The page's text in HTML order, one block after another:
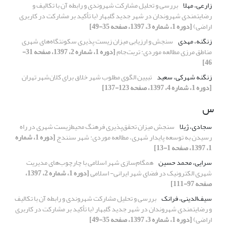
زارعی، مهلا بررسی و تحلیل مشارکت شهروندی و رابطه آن با تکالیف و
رضایتمندی شهروندان در شهر جدید گلبهار (با تأکید بر مشارکت در کاربری
اراضی)[دوره 1، شماره 3، 1397، صفحه 35-49]
زنگنه، مهدی سنجش و ارزیابی میزان زیست پذیری سکونتگاه‌های شهری
مناطق مرزی مطالعه موردی: تربت‌جام [دوره 1، شماره 2، 1397، صفحه 31-
46]
زنگنه شهرکی، سعید تبیین الگوی مطلوب شهر خلاق برای کلان‌شهر تهران
[دوره 1، شماره 4، 1397، صفحه 123-137]
س
سجادی، ژیلا سنجش میزان تحقق‌پذیری فرهنگ محیط‌زیست شهری در راه
رسیدن به توسعه پایدار شهری، مطالعه موردی: شهر سنندج [دوره 1، شماره
1، 1397، صفحه 1-13]
سرایی، محمد حسین همگام‌سازی شهر اسلامی با چارچوب‌های مدیریت
شهری الکترونیک در فضای شهر ایرانی- اسلامی [دوره 1، شماره 2، 1397،
صفحه 97-111]
سیف‌الدینی، فرانک بررسی و تحلیل مشارکت شهروندی و رابطه آن با تکالیف
و رضایتمندی شهروندان در شهر جدید گلبهار (با تأکید بر مشارکت در کاربری
اراضی)[دوره 1، شماره 3، 1397، صفحه 35-49]